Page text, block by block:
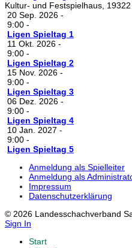
Kultur- und Festspielhaus,
20 Sep. 2026 -
9:00 -
Ligen Spieltag 1
11 Okt. 2026 -
9:00 -
Ligen Spieltag 2
15 Nov. 2026 -
9:00 -
Ligen Spieltag 3
06 Dez. 2026 -
9:00 -
Ligen Spieltag 4
10 Jan. 2027 -
9:00 -
Ligen Spieltag 5
Anmeldung als Spielleiter
Anmeldung als
Impressum
Datenschutzerklärung
© 2026 Landesschachverband
Sign In
Start